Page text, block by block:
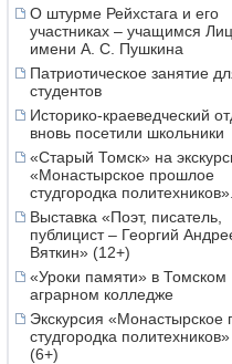
О штурме Рейхстага и его
участниках – учащимся
имени А. С. Пушкина
Патриотическое занятие
студентов
Историко-краеведческий
вновь посетили школьники
«Старый Томск» на
«Монастырское прошлое
студгородка
Выставка «Поэт, писатель,
публицист – Георгий
Вяткин» (12+)
«Уроки памяти» в Томском
аграрном колледже
Экскурсия «Монастырское
студгородка
(6+)